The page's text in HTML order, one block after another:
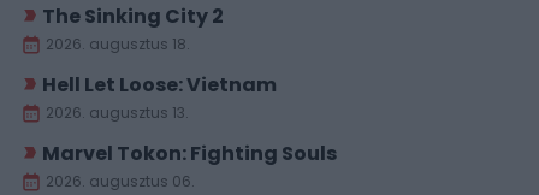
The Sinking City 2
2026. augusztus 18.
Hell Let Loose: Vietnam
2026. augusztus 13.
Marvel Tokon: Fighting Souls
2026. augusztus 06.